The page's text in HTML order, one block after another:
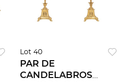
Lot 40
PAR DE
CANDELABROS